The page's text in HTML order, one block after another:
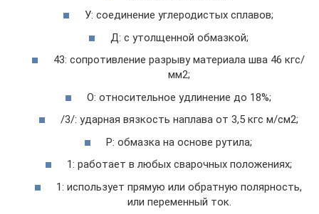
У: соединение углеродистых сплавов;
Д: с утолщенной обмазкой;
43: сопротивление разрыву материала шва 46 кгс/
мм2;
О: относительное удлинение до 18%;
/3/: ударная вязкость наплава от 3,5 кгс м/см2;
Р: обмазка на основе рутила;
1: работает в любых сварочных положениях;
1: использует прямую или обратную полярность,
или переменный ток.